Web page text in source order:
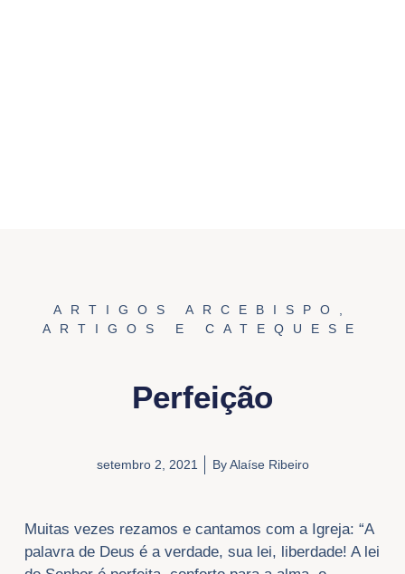
ARTIGOS ARCEBISPO
ARTIGOS E CATEQUESE
Perfeição
setembro 2, 2021 ByAlaíse Ribeiro
Muitas vezes rezamos e cantamos com a Igreja: “A
palavra de Deus é a verdade, sua lei, liberdade! A lei